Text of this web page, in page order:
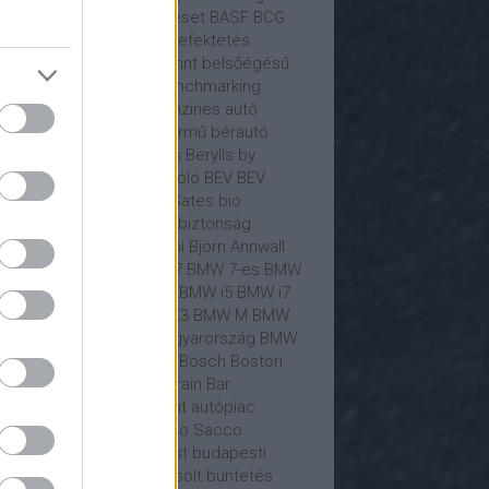
baleset BASF BCG
befektetés
Behind the Blueprint belsőégésű
belső égésű motor
benchmarking
Bentley
benzines autó
benzinmotoros jármű bérautó
Berylls Berylls by
Beszóló BEV BEV
Beyond Zero Bill Gates bio
biztonság
biztosító Bizzarrini Björn Annwall
bmw BMW 7 BMW 7-es BMW
Accounts
BMW i5 BMW i7
i7 M70
BMW iX3 BMW M BMW
BMW Magyarország BMW
BMW X5 Bosch Boston
Group
Brain Bar
brit autópiac
Bruno Le Maire
Bruno Sacco
Budapest budapest budapesti
Bujáki Zsolt büntetés